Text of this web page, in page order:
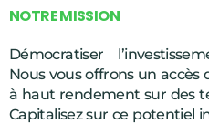
NOTREMISSION
Démocratiser
Nous vous offrons un
à haut rendement sur des
Capitalisez sur ce potentiel